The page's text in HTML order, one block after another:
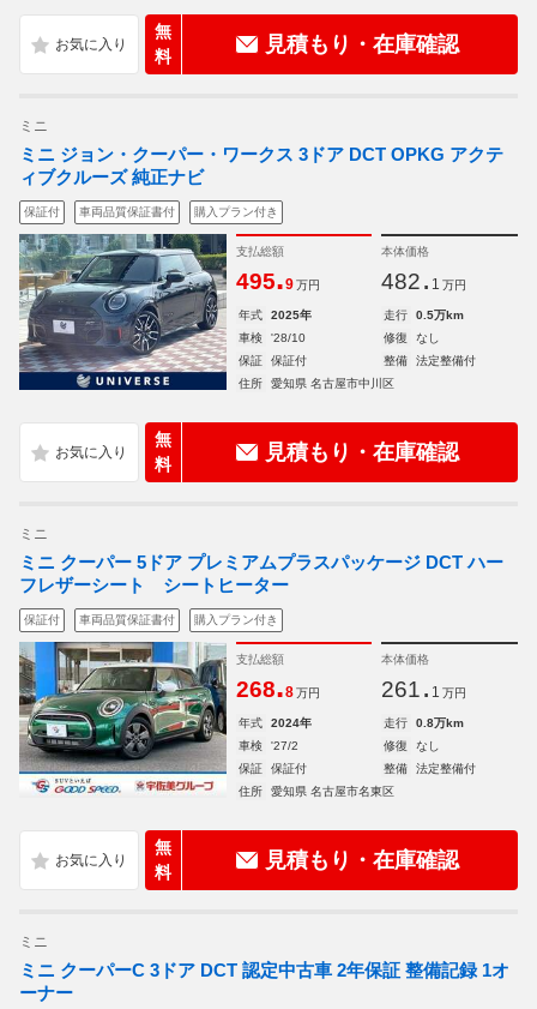
無
料
見積もり・在庫確認
ミニ
ミニ ジョン・クーパー・ワークス 3ドア DCT OPKG アクテ
ィブクルーズ 純正ナビ
保証付 車両品質保証書付 購入プラン付き
支払総額
495.9 万円
本体価格
482. 1 万円
年式 2025年 走行
0.5万km
車検
'28/10 修復
なし
保証
保証付 整備
法定整備付
住所
愛知県 名古屋市中川区
無
料
見積もり・在庫確認
ミニ
ミニ クーパー 5ドア プレミアムプラスパッケージ DCT ハー
フレザーシート シートヒーター
保証付 車両品質保証書付 購入プラン付き
支払総額
268.8 万円
本体価格
261. 1 万円
年式 2024年 走行
0.8万km
車検
'27/2 修復
なし
保証
保証付 整備
法定整備付
住所
愛知県 名古屋市名東区
無
料
見積もり・在庫確認
ミニ
ミニ クーパーC 3ドア DCT 認定中古車 2年保証 整備記録 1オ
ーナー